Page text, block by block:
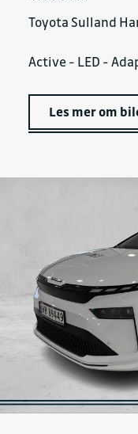
Toyota Sulland
Active - LED -
Les mer om